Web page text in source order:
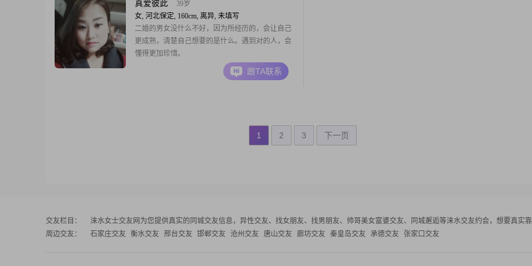
真爱彼此
39岁
女, 河北保定, 160cm, 离异, 未填写
二婚的男女没什么不好，因为所经历的，会让自己
更成熟，清楚自己想要的是什么。遇到对的人，会
懂得更加珍惜。
跟TA联系
1 2 3 下一页
交友栏目： 涞水女士交友网 为您提供真实的同城交友信息，异性交友、找女朋友、找男朋友、帅哥美女富婆交友、同城邂逅等涞水交友约会，想要真实
周边交友：
石家庄交友 衡水交友 邢台交友 邯郸交友 沧州交友 唐山交友 廊坊交友 秦皇岛交友 承德交友 张家口交友